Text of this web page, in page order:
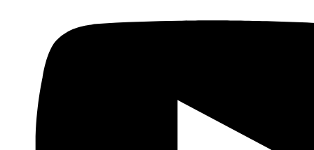
duro desde el punto de vista editorial y de presupuesto,
pero estos obstáculos se superan gracias a internet”.